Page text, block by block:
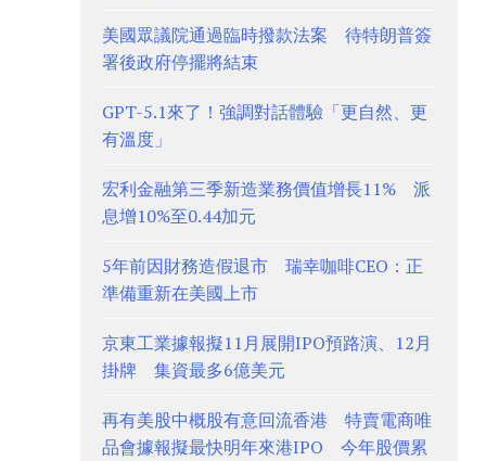
美國眾議院通過臨時撥款法案 待特朗普簽
署後政府停擺將結束
GPT-5.1來了！強調對話體驗「更自然、更
有溫度」
宏利金融第三季新造業務價值增長11% 派
息增10%至0.44加元
5年前因財務造假退市 瑞幸咖啡CEO：正
準備重新在美國上市
京東工業據報擬11月展開IPO預路演、12月
掛牌 集資最多6億美元
再有美股中概股有意回流香港 特賣電商唯
品會據報擬最快明年來港IPO 今年股價累